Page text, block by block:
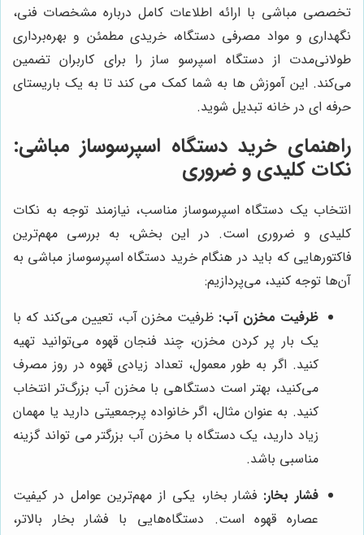
تخصصی مباشی با ارائه اطلاعات کامل درباره مشخصات فنی،
نگهداری و مواد مصرفی دستگاه، خریدی مطمئن و بهره‌برداری
طولانی‌مدت از دستگاه اسپرسو ساز را برای کاربران تضمین
می‌کند. این آموزش ها به شما کمک می کند تا به یک باریستای
حرفه ای در خانه تبدیل شوید.
راهنمای خرید دستگاه اسپرسوساز مباشی:
نکات کلیدی و ضروری
انتخاب یک دستگاه اسپرسوساز مناسب، نیازمند توجه به نکات
کلیدی و ضروری است. در این بخش، به بررسی مهم‌ترین
فاکتورهایی که باید در هنگام خرید دستگاه اسپرسوساز مباشی به
آن‌ها توجه کنید، می‌پردازیم:
ظرفیت مخزن آب: ظرفیت مخزن آب، تعیین می‌کند که با
یک بار پر کردن مخزن، چند فنجان قهوه می‌توانید تهیه
کنید. اگر به طور معمول، تعداد زیادی قهوه در روز مصرف
می‌کنید، بهتر است دستگاهی با مخزن آب بزرگ‌تر انتخاب
کنید. به عنوان مثال، اگر خانواده پرجمعیتی دارید یا مهمان
زیاد دارید، یک دستگاه با مخزن آب بزرگتر می تواند گزینه
مناسبی باشد.
فشار بخار: فشار بخار، یکی از مهم‌ترین عوامل در کیفیت
عصاره قهوه است. دستگاه‌هایی با فشار بخار بالاتر،